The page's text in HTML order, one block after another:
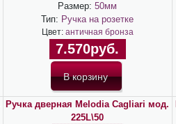
Размер: 50мм
Тип: Ручка на розетке
Цвет: античная бронза
7.570руб.
Ручка дверная Melodia Cagliari мод.
225L\50